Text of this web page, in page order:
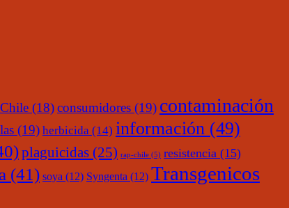
Chile (18)consumidores (19) contaminación
(19) herbicida (14) información (49)
plaguicidas (25) rap-chile (5) resistencia (15)
(41) soya (12) Syngenta (12) Transgenicos